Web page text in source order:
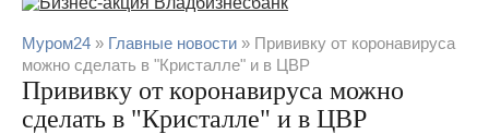
Муром24 » Главные новости » Прививку от коронавируса
можно сделать в "Кристалле" и в ЦВР
Прививку от коронавируса можно
сделать в "Кристалле" и в ЦВР